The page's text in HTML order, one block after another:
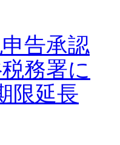
告承認
務署に
限延長